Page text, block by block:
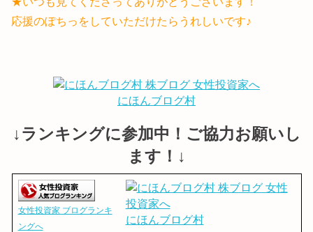
応援のぽちっをしていただけたらうれしいです♪
にほんブログ村
↓ランキングに参加中！ご協力お願いし
ます！↓
女性投資家 ブログランキ
ングへ
にほんブログ村